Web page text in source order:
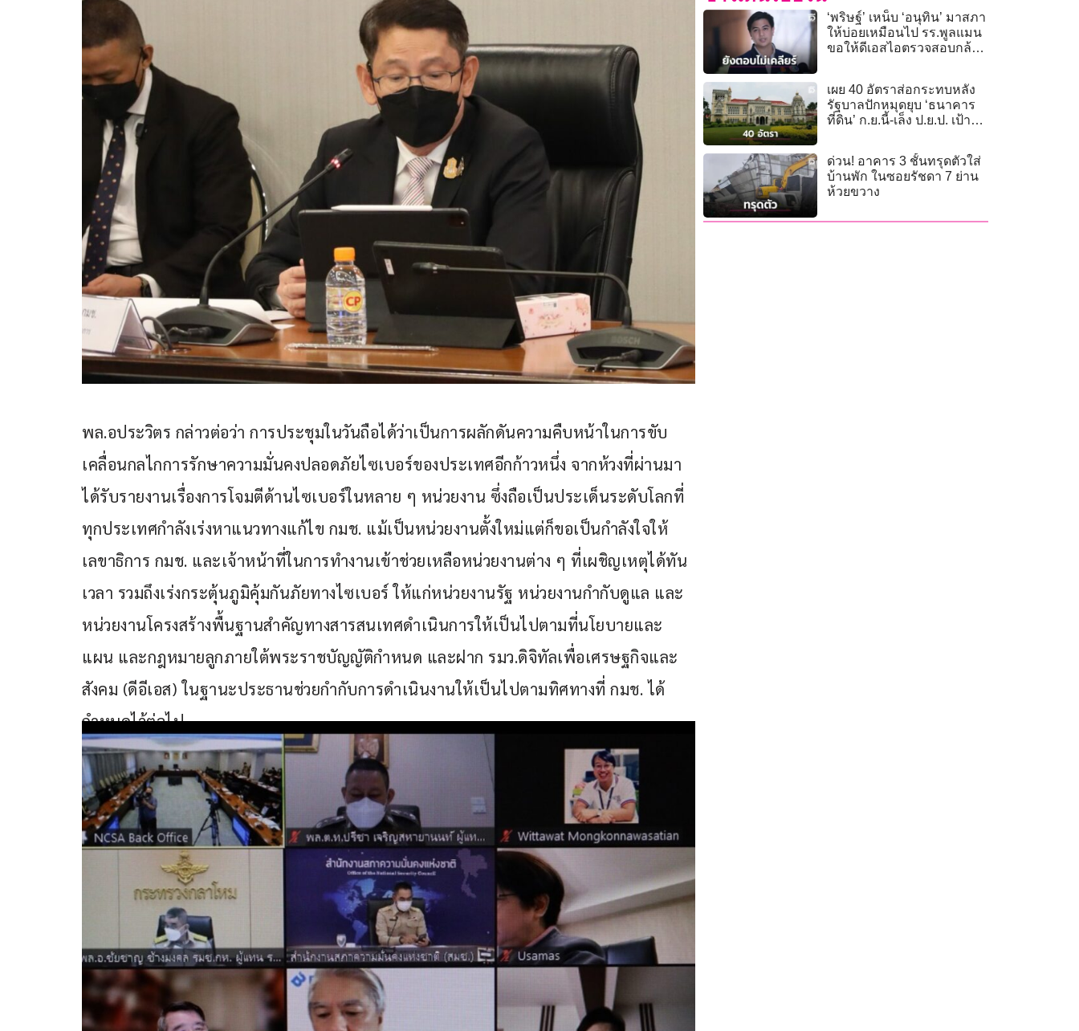
พล.อประวิตร กล่าวต่อว่า การประชุมในวันถือได้ว่าเป็นการผลักดันความคืบหน้าในการขับ
เคลื่อนกลไกการรักษาความมั่นคงปลอดภัยไซเบอร์ของประเทศอีกก้าวหนึ่ง จากห้วงที่ผ่านมา
ได้รับรายงานเรื่องการโจมตีด้านไซเบอร์ในหลาย ๆ หน่วยงาน ซึ่งถือเป็นประเด็นระดับโลกที่
ทุกประเทศกำลังเร่งหาแนวทางแก้ไข กมช. แม้เป็นหน่วยงานตั้งใหม่แต่ก็ขอเป็นกำลังใจให้
เลขาธิการ กมช. และเจ้าหน้าที่ในการทำงานเข้าช่วยเหลือหน่วยงานต่าง ๆ ที่เผชิญเหตุได้ทัน
เวลา รวมถึงเร่งกระตุ้นภูมิคุ้มกันภัยทางไซเบอร์ ให้แก่หน่วยงานรัฐ หน่วยงานกำกับดูแล และ
หน่วยงานโครงสร้างพื้นฐานสำคัญทางสารสนเทศดำเนินการให้เป็นไปตามที่นโยบายและ
แผน และกฎหมายลูกภายใต้พระราชบัญญัติกำหนด และฝาก รมว.ดิจิทัลเพื่อเศรษฐกิจและ
สังคม (ดีอีเอส) ในฐานะประธานช่วยกำกับการดำเนินงานให้เป็นไปตามทิศทางที่ กมช. ได้
กำหนดไว้ต่อไป
‘พริษฐ์’ เหน็บ ‘อนุทิน’ มาสภา
ให้บ่อยเหมือนไป รร.พูลแมน
ขอให้ดีเอสไอตรวจสอบกล้อง
เผย 40 อัตราส่อกระทบหลัง
รัฐบาลปักหมุดยุบ ‘ธนาคาร
ที่ดิน’ ก.ย.นี้-เล็ง ป.ย.ป. เป้าต่อ
ด่วน! อาคาร 3 ชั้นทรุดตัวใส่
บ้านพัก ในซอยรัชดา 7 ย่าน
ห้วยขวาง